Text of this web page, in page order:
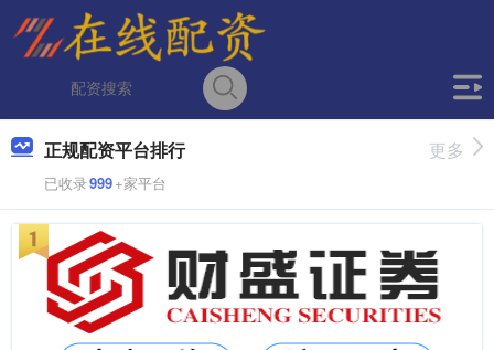
正规配资平台排行
已收录999+家平台
更多